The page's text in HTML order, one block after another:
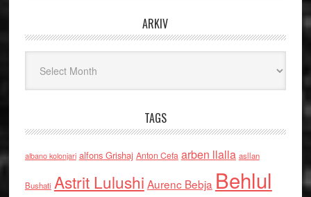
ARKIV
TAGS
albano kolonjari alfons Grishaj Anton Cefa arben llalla asllan
Bushati Astrit Lulushi Aurenc Bebja Behlul